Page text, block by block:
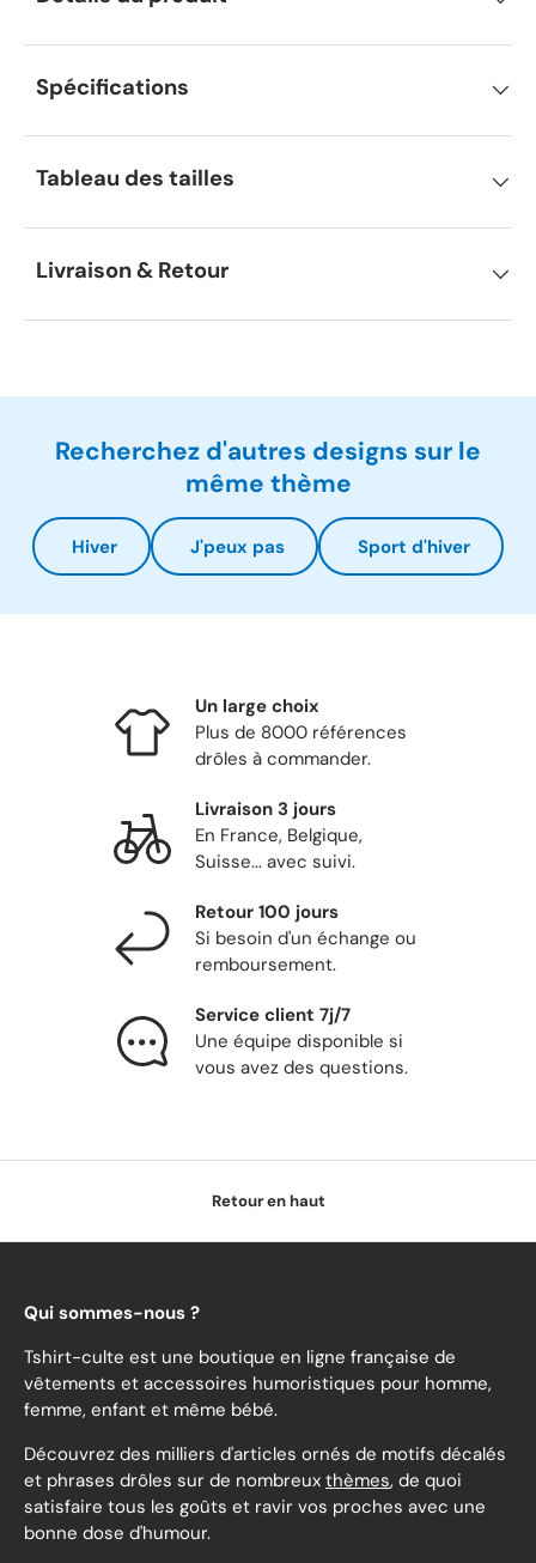
Spécifications
Tableau des tailles
Livraison & Retour
Recherchez d'autres designs sur le
même thème
Hiver J'peux pas Sport d'hiver
Un large choix
Plus de 8000 références
drôles à commander.
Livraison 3 jours
En France, Belgique,
Suisse... avec suivi.
Retour 100 jours
Si besoin d'un échange ou
remboursement.
Service client 7j/7
Une équipe disponible si
vous avez des questions.
Retour en haut
Qui sommes-nous ?
Tshirt-culte est une boutique en ligne française de
vêtements et accessoires humoristiques pour homme,
femme, enfant et même bébé.
Découvrez des milliers d'articles ornés de motifs décalés
et phrases drôles sur de nombreux thèmes, de quoi
satisfaire tous les goûts et ravir vos proches avec une
bonne dose d'humour.